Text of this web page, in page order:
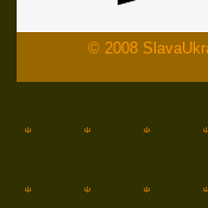
© 2008